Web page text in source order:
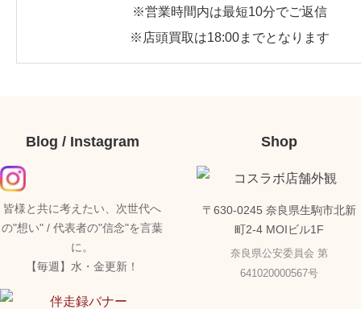
※営業時間内は最短10分でご返信
※店頭買取は18:00までとなります
Blog / Instagram
皆様と共に考えたい、次世代へ
の"想い" / 代表者の"信念"を言葉
に。
【毎週】水・金更新！
Shop
〒630-0245 奈良県生駒市北新
町2-4 MOIビル1F
奈良県公安委員会 第
641020000567号